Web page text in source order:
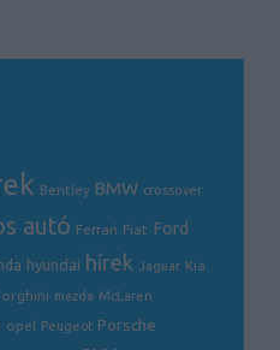
Bentley BMW crossover
autó Ferrari Fiat Ford
hyundai hírek Jaguar Kia
mazda McLaren
opel Peugeot Porsche